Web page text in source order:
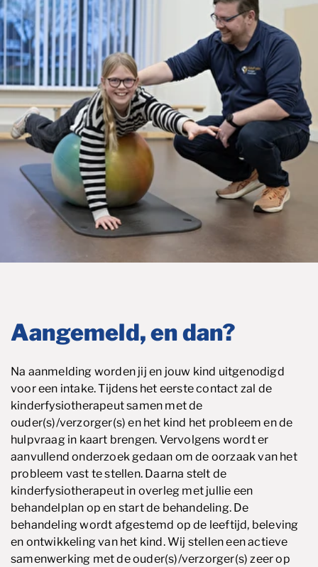
Aangemeld, en dan?
Na aanmelding worden jij en jouw kind uitgenodigd
voor een intake. Tijdens het eerste contact zal de
kinderfysiotherapeut samen met de
ouder(s)/verzorger(s) en het kind het probleem en de
hulpvraag in kaart brengen. Vervolgens wordt er
aanvullend onderzoek gedaan om de oorzaak van het
probleem vast te stellen. Daarna stelt de
kinderfysiotherapeut in overleg met jullie een
behandelplan op en start de behandeling. De
behandeling wordt afgestemd op de leeftijd, beleving
en ontwikkeling van het kind. Wij stellen een actieve
samenwerking met de ouder(s)/verzorger(s) zeer op